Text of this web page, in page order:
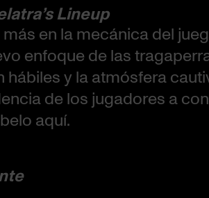
Lineup
en la mecánica del
enfoque de las
y la atmósfera
de los jugadores a
aquí.